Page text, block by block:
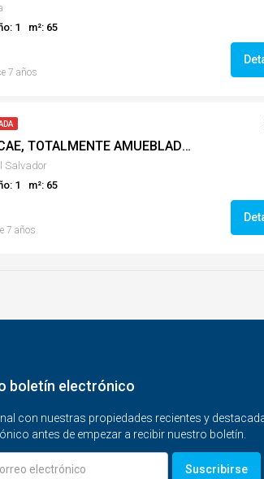
1
m²: 65
7 años
APARTAMENTO CAE, TOTALMENTE AMUEBLADO COD0089
Salvador
1
m²: 65
7 años
boletín electrónico
con nuestras propiedades recientes y
antes de empezar a recibir nuestro boletín.
Suscribirse